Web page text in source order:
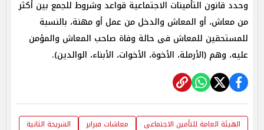
وحدد قانون التأمينات الاجتماعية قواعد وشروط للجمع بين أكثر
من معاش، أو المعاش والدخل من عمل أو مهنة، بالنسبة
للمستحقين للمعاش فى حالة وفاة صاحب المعاش والمؤمن
عليه، وهم (الأرملة، الأخوة، الأخوات، الأبناء، الوالدين).
الهيئة العامة للتأمين الاجتماعى معاشات فبراير
الشريحة الثانية